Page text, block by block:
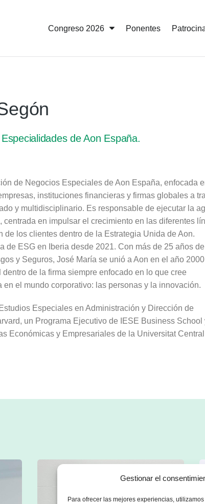
Gestionar el
Para ofrecer las mejores experiencias,
Congreso 2026 Ponentes
de Aon España.
de Negocios Especiales de Aon España, enfocada
instituciones financieras y firmas globales a
y multidisciplinario. Es responsable de ejecutar la
en impulsar el crecimiento en las diferentes
los clientes dentro de la Estrategia Unida de Aon.
de ESG en Iberia desde 2021. Con más de 25 años de
y Seguros, José María se unió a Aon en el año
de la firma siempre enfocado en lo que cree
el mundo corporativo: las personas y la innovación.
Especiales en Administración y Dirección de
un Programa Ejecutivo de IESE Business School
Económicas y Empresariales de la Universitat